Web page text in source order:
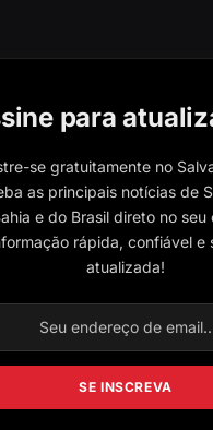
para
se gratuitamente no
as principais notícias de
e do Brasil direto no seu
rápida, confiável e
atualizada!